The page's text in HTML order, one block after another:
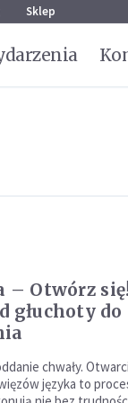
Sklep
– Otwórz
głuchoty do
chwały.
języka to